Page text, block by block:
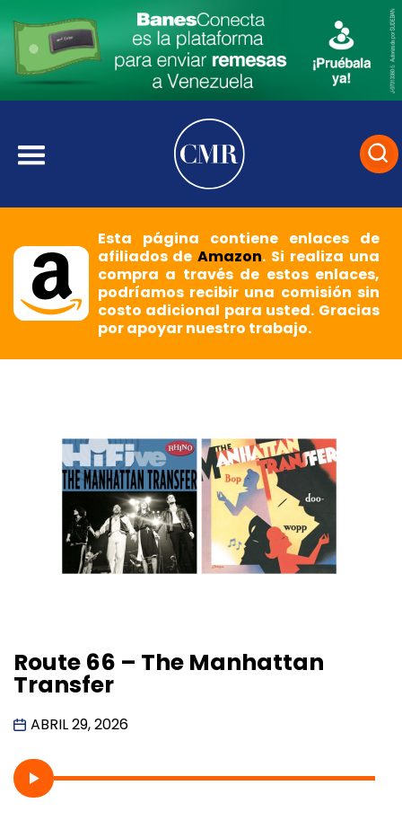
Esta página contiene enlaces de
afiliados deAmazon. Si realiza una
compra a través de estos enlaces,
podríamos recibir una comisión sin
costo adicional para usted. Gracias
por apoyar nuestro trabajo.
Route 66 – The Manhattan
Transfer
ABRIL 29, 2026